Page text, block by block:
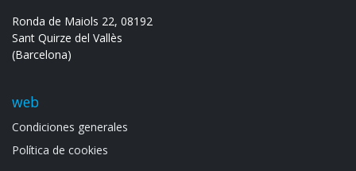
Ronda de Maiols 22, 08192
Sant Quirze del Vallès
(Barcelona)
web
Condiciones generales
Política de cookies